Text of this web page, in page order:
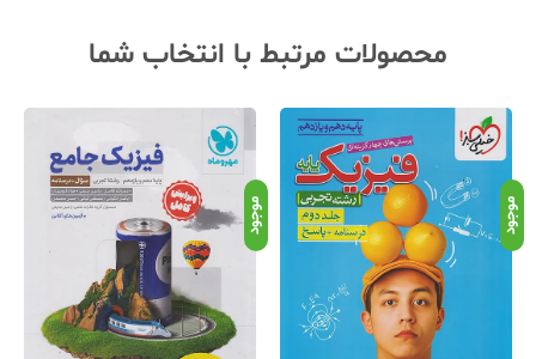
محصولات مرتبط با انتخاب شما
موجود موجود